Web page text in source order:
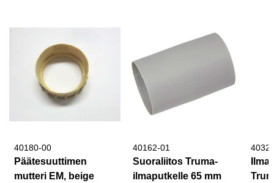
40180-00
Päätesuuttimen
mutteri EM, beige
40162-01
Suoraliitos Truma-
ilmaputkelle 65 mm